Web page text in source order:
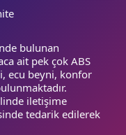
bulunan
ait pek çok ABS
ecu beyni, konfor
iletişime
tedarik edilerek